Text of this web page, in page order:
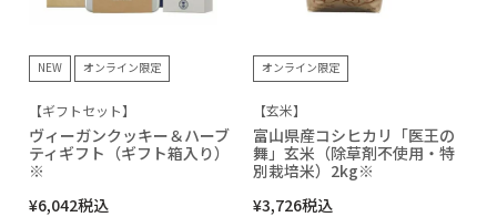
NEW オンライン限定
【ギフトセット】
ヴィーガンクッキー＆ハーブ
ティギフト（ギフト箱入り）
※
¥6,042税込
オンライン限定
【玄米】
富山県産コシヒカリ「医王の
舞」玄米（除草剤不使用・特
別栽培米）2kg※
¥3,726税込